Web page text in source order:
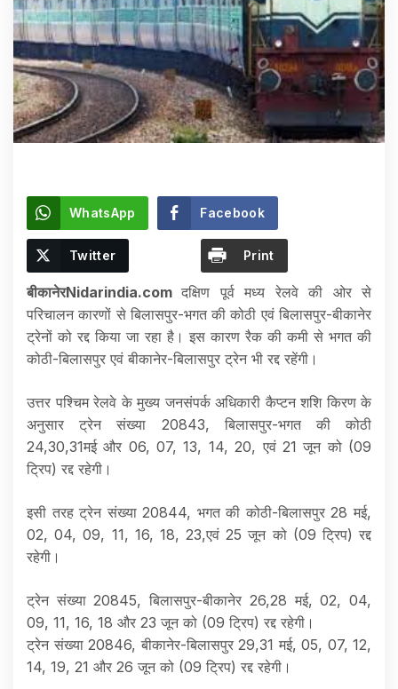
WhatsApp Facebook
Twitter Print
बीकानेरNidarindia.comदक्षिण पूर्व मध्य रेलवे की ओर से
परिचालन कारणों से बिलासपुर-भगत की कोठी एवं बिलासपुर-बीकानेर
ट्रेनों को रद्द किया जा रहा है। इस कारण रैक की कमी से भगत की
कोठी-बिलासपुर एवं बीकानेर-बिलासपुर ट्रेन भी रद्द रहेंगी।
उत्तर पश्चिम रेलवे के मुख्य जनसंपर्क अधिकारी कैप्टन शशि किरण के
अनुसार ट्रेन संख्या 20843, बिलासपुर-भगत की कोठी
24,30,31मई और 06, 07, 13, 14, 20, एवं 21 जून को (09
ट्रिप) रद्द रहेगी।
इसी तरह ट्रेन संख्या 20844, भगत की कोठी-बिलासपुर 28 मई,
02, 04, 09, 11, 16, 18, 23,एवं 25 जून को (09 ट्रिप) रद्द
रहेगी।
ट्रेन संख्या 20845, बिलासपुर-बीकानेर 26,28 मई, 02, 04,
09, 11, 16, 18 और 23 जून को (09 ट्रिप) रद्द रहेगी।
ट्रेन संख्या 20846, बीकानेर-बिलासपुर 29,31 मई, 05, 07, 12,
14, 19, 21 और 26 जून को (09 ट्रिप) रद्द रहेगी।